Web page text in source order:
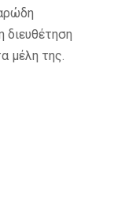
διευθέτηση
μέλη της.